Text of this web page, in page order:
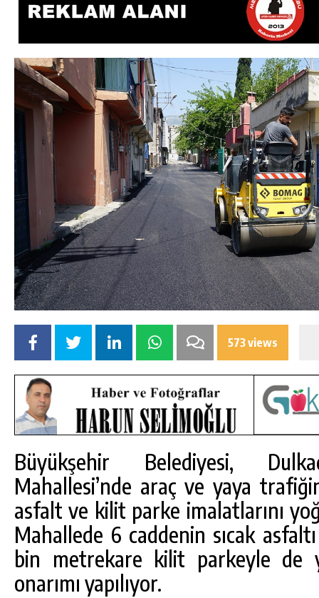
573 views
Büyükşehir Belediyesi,
Mahallesi’nde araç ve yaya
asfalt ve kilit parke imalatlarını
Mahallede 6 caddenin sıcak
bin metrekare kilit parkeyle de
onarımı yapılıyor.